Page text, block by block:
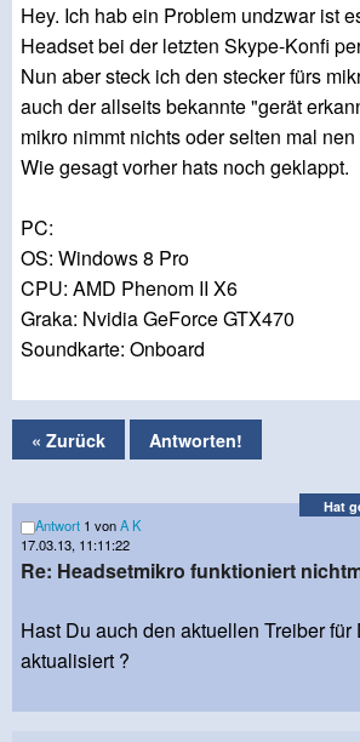
Hey. Ich hab ein Problem undzwar ist
Headset bei der letzten Skype-Konfi
Nun aber steck ich den stecker fürs
auch der allseits bekannte "gerät
mikro nimmt nichts oder selten mal nen
Wie gesagt vorher hats noch geklappt.
PC:
OS: Windows 8 Pro
CPU: AMD Phenom II X6
Graka: Nvidia GeForce GTX470
Soundkarte: Onboard
« Zurück Antworten!
Hat
Antwort 1 vonA K
17.03.13, 11:11:22
Re: Headsetmikro funktioniert
Hast Du auch den aktuellen Treiber
aktualisiert ?